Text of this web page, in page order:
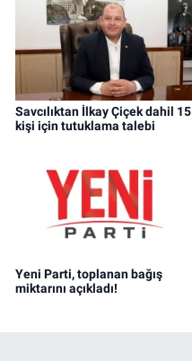
Savcılıktan İlkay Çiçek dahil 15
kişi için tutuklama talebi
Yeni Parti, toplanan bağış
miktarını açıkladı!